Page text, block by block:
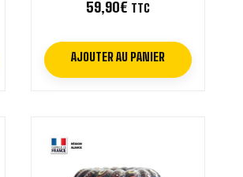
59,90€ TTC
AJOUTER AU PANIER